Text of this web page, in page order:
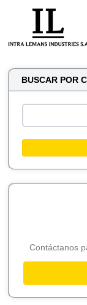
BUSCAR POR
Contáctanos